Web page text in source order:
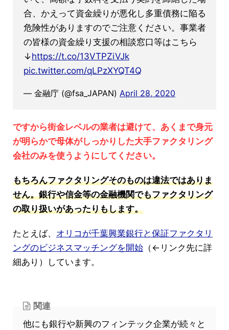
合、かえって資金繰りが悪化し多重債務に陥る
危険性がありますのでご注意ください。事業者
の皆様の資金繰り支援の相談窓口等はこちら
↓https://t.co/13VTPZiVJk
pic.twitter.com/qLPzXYQT4Q
— 金融庁 (@fsa_JAPAN) April 28, 2020
ですから街金レベルの業者は避けて、あくまで身元
が明らかで母体がしっかりした大手ファクタリング
会社のみを使うようにしてください。
もちろんファクタリングそのものは違法ではありま
せん。銀行や信金等の金融機関でもファクタリング
の取り扱いがあったりもします。
たとえば、 オリコが千葉興業銀行と保証ファクタリ
ングのビジネスマッチングを開始 （←リンク先に詳
細あり）しています。
関連
他にも銀行や新興のフィンテック企業が続々と